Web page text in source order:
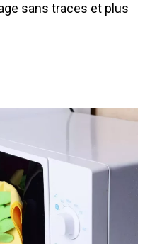
sans traces et plus